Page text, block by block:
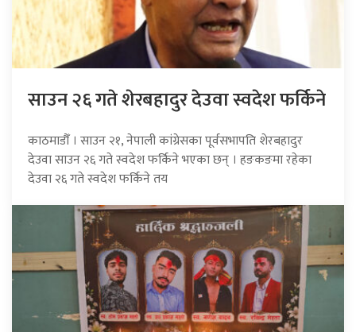
साउन २६ गते शेरबहादुर देउवा स्वदेश फर्किने
काठमाडौँ । साउन २१, नेपाली कांग्रेसका पूर्वसभापति शेरबहादुर
देउवा साउन २६ गते स्वदेश फर्किने भएका छन् । हङकङमा रहेका
देउवा २६ गते स्वदेश फर्किने तय